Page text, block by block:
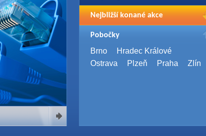
Pro zobrazení Vašich registrací na akce
se prosím přihlašte.
Nejbližší konané akce
WUG Days 2026
4. 9. 2026,Brno
SQL Server Bootcamp 2026
Pobočky
Brno
Hradec Králové
Ostrava
Plzeň Praha Zlín